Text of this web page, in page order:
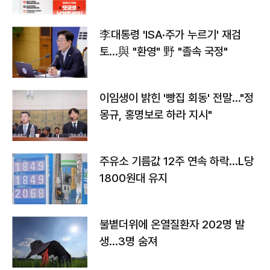
李대통령 'ISA·주가 누르기' 재검
토…與 "환영" 野 "졸속 국정"
이임생이 밝힌 '빵집 회동' 전말…"정
몽규, 홍명보로 하라 지시"
주유소 기름값 12주 연속 하락…L당
1800원대 유지
불볕더위에 온열질환자 202명 발
생…3명 숨져